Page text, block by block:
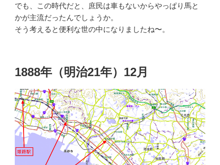
でも、この時代だと、庶民は車もないからやっぱり馬と
かが主流だったんでしょうか。
そう考えると便利な世の中になりましたね〜。
1888年（明治21年）12月